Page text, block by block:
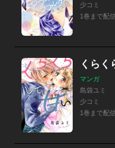
少コミ
1巻まで配
くらく
マンガ
島袋ユミ
少コミ
1巻まで配